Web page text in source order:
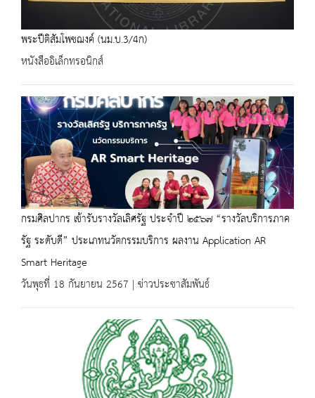
พระปีติสัมโพชฌงค์ (นม.บ.3/4ก)
หนังสืออิเล็กทรอนิกส์
กรมศิลปากร เข้ารับรางวัลเลิศรัฐ ประจำปี ๒๕๖๗ “รางวัลบริการภาค
รัฐ ระดับดี” ประเภทนวัตกรรมบริการ ผลงาน Application AR
Smart Heritage
วันพุธที่ 18 กันยายน 2567 | ข่าวประชาสัมพันธ์